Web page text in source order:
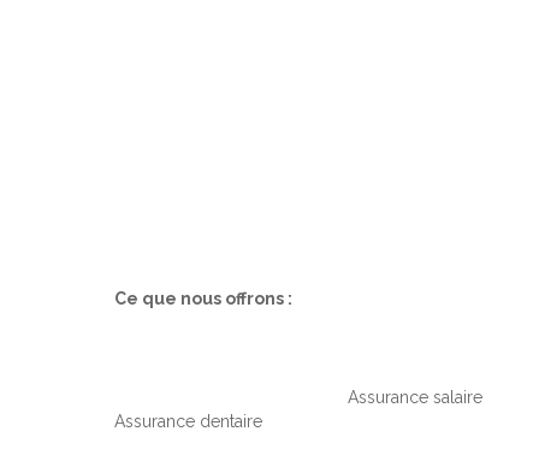
Ce que nous offrons :
Assurance dentaire
Assurance salaire